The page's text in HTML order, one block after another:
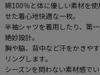
綿100％と体に優しい素材を
せた着心地快適な一枚。
半袖シャツを着用したり、第
絶妙設計。
胸や脇、背中など汗をかきや
リングします。
シーズンを問わない素材感で